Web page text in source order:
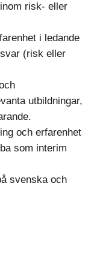
risk- eller
i ledande
(risk eller
utbildningar,
och erfarenhet
som interim
svenska och